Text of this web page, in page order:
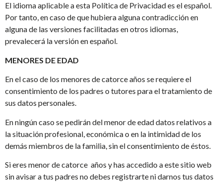
El idioma aplicable a esta Política de Privacidad es el español.
Por tanto, en caso de que hubiera alguna contradicción en
alguna de las versiones facilitadas en otros idiomas,
prevalecerá la versión en español.
MENORES DE EDAD
En el caso de los menores de catorce años se requiere el
consentimiento de los padres o tutores para el tratamiento de
sus datos personales.
En ningún caso se pedirán del menor de edad datos relativos a
la situación profesional, económica o en la intimidad de los
demás miembros de la familia, sin el consentimiento de éstos.
Si eres menor de catorce años y has accedido a este sitio web
sin avisar a tus padres no debes registrarte ni darnos tus datos